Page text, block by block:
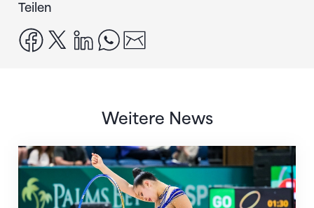
Teilen
facebook
x linkedinwhatsapp
Weitere News
Nächster Halt: Weltmeisterschaft